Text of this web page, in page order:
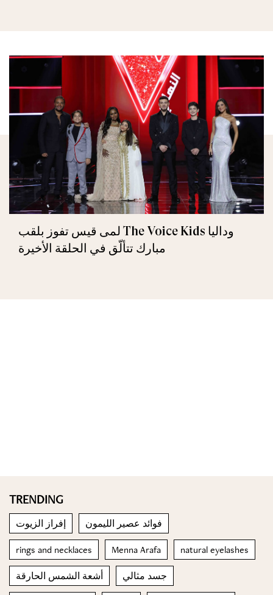
لمى قيس تفوز بلقب The Voice Kids وداليا
مبارك تتألّق في الحلقة الأخيرة
TRENDING
إفراز الزيوت فوائد عصير الليمون
rings and necklaces Menna Arafa natural eyelashes
أشعة الشمس الحارقة جسد مثالي